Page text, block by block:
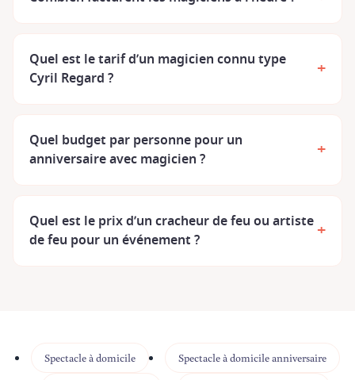
Quel est le tarif d’un magicien connu type
Cyril Regard ?
+
Quel budget par personne pour un
anniversaire avec magicien ?
+
Quel est le prix d’un cracheur de feu ou artiste
de feu pour un événement ?
+
Spectacle à domicile Spectacle à domicile anniversaire